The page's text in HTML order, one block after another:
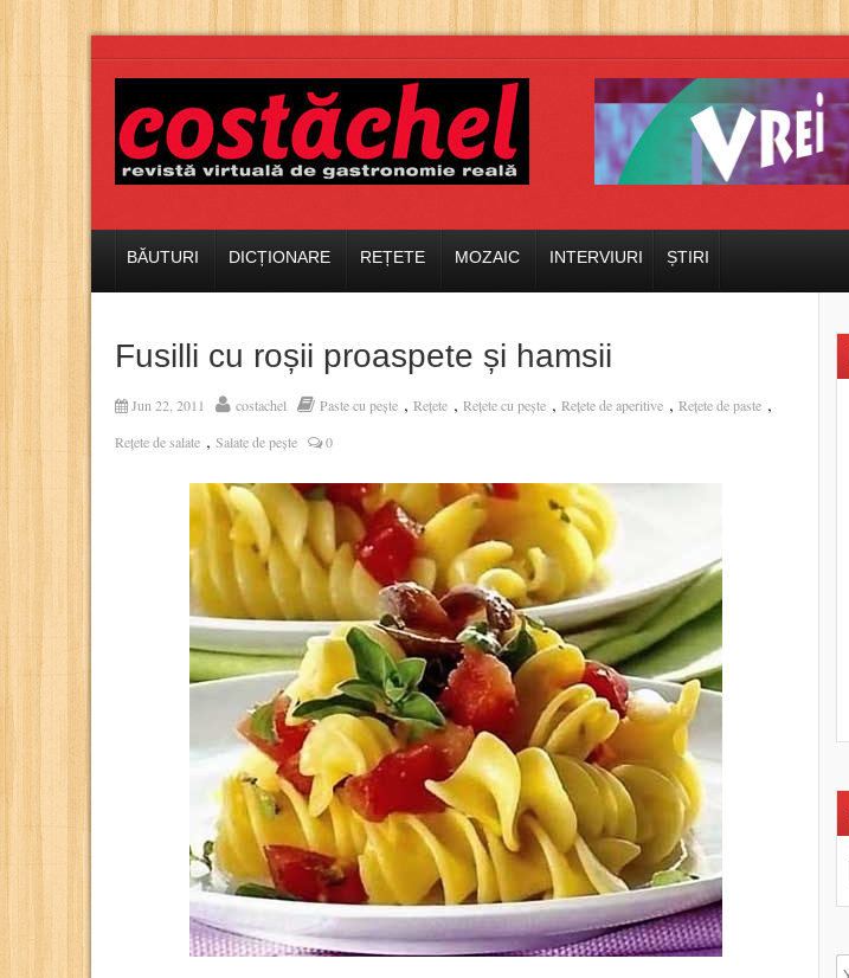
BĂUTURI DICȚIONARE REȚETE MOZAIC INTERVIURI ȘTIRI
Fusilli cu roșii proaspete și hamsii
Jun 22, 2011 costachel Paste cu pește , Rețete , Rețete cu pește , Rețete de aperitive , Rețete de paste ,
Rețete de salate , Salate de pește 0